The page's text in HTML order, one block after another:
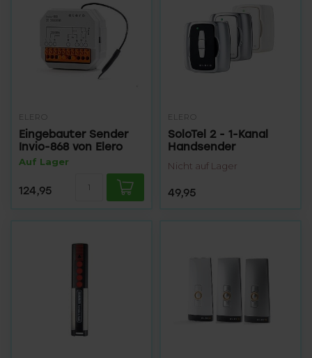
ELERO
Eingebauter Sender
Invio-868 von Elero
Auf Lager
124,95
ELERO
SoloTel 2 - 1-Kanal
Handsender
Nicht auf Lager
49,95